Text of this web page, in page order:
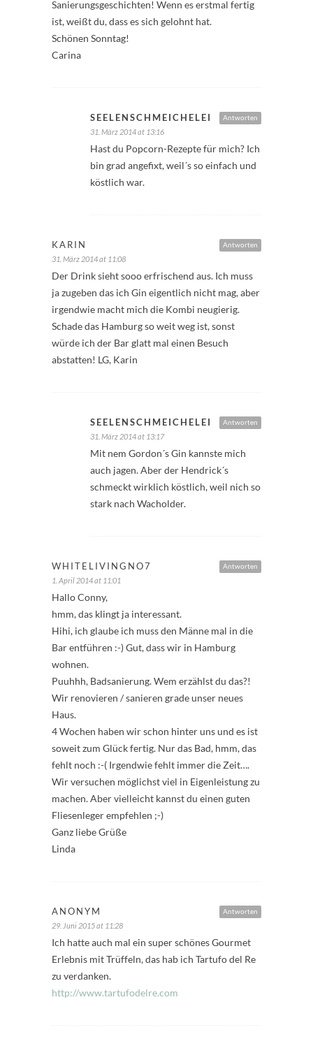
Sanierungsgeschichten! Wenn es erstmal fertig
ist, weißt du, dass es sich gelohnt hat.
Schönen Sonntag!
Carina
Antworten
SEELENSCHMEICHELEI
31. März 2014 at 13:16
Hast du Popcorn-Rezepte für mich? Ich
bin grad angefixt, weil´s so einfach und
köstlich war.
Antworten
KARIN
31. März 2014 at 11:08
Der Drink sieht sooo erfrischend aus. Ich muss
ja zugeben das ich Gin eigentlich nicht mag, aber
irgendwie macht mich die Kombi neugierig.
Schade das Hamburg so weit weg ist, sonst
würde ich der Bar glatt mal einen Besuch
abstatten! LG, Karin
Antworten
SEELENSCHMEICHELEI
31. März 2014 at 13:17
Mit nem Gordon´s Gin kannste mich
auch jagen. Aber der Hendrick´s
schmeckt wirklich köstlich, weil nich so
stark nach Wacholder.
Antworten
WHITELIVINGNO7
1. April 2014 at 11:01
Hallo Conny,
hmm, das klingt ja interessant.
Hihi, ich glaube ich muss den Männe mal in die
Bar entführen :-) Gut, dass wir in Hamburg
wohnen.
Puuhhh, Badsanierung. Wem erzählst du das?!
Wir renovieren / sanieren grade unser neues
Haus.
4 Wochen haben wir schon hinter uns und es ist
soweit zum Glück fertig. Nur das Bad, hmm, das
fehlt noch :-( Irgendwie fehlt immer die Zeit….
Wir versuchen möglichst viel in Eigenleistung zu
machen. Aber vielleicht kannst du einen guten
Fliesenleger empfehlen ;-)
Ganz liebe Grüße
Linda
Antworten
ANONYM
29. Juni 2015 at 11:28
Ich hatte auch mal ein super schönes Gourmet
Erlebnis mit Trüffeln, das hab ich Tartufo del Re
zu verdanken.
http://www.tartufodelre.com